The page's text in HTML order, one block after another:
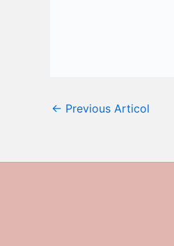
← Previous Articol